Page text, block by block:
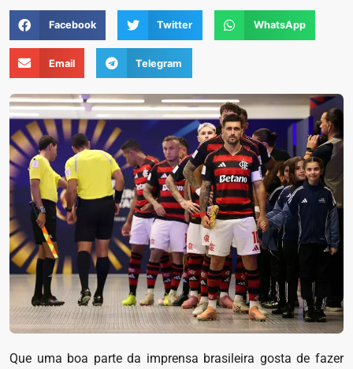
Facebook Twitter WhatsApp
Email Telegram
Que uma boa parte da imprensa brasileira gosta de fazer